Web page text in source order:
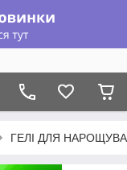
ГЕЛІ ДЛЯ